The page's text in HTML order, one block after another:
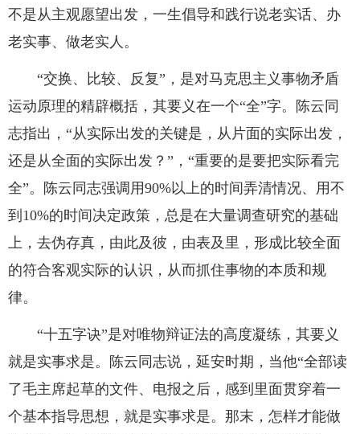
不是从主观愿望出发，一生倡导和践行说老实话、办
老实事、做老实人。
“交换、比较、反复”，是对马克思主义事物矛盾
运动原理的精辟概括，其要义在一个“全”字。陈云同
志指出，“从实际出发的关键是，从片面的实际出发，
还是从全面的实际出发？”，“重要的是要把实际看完
全”。陈云同志强调用90%以上的时间弄清情况、用不
到10%的时间决定政策，总是在大量调查研究的基础
上，去伪存真，由此及彼，由表及里，形成比较全面
的符合客观实际的认识，从而抓住事物的本质和规
律。
“十五字诀”是对唯物辩证法的高度凝练，其要义
就是实事求是。陈云同志说，延安时期，当他“全部读
了毛主席起草的文件、电报之后，感到里面贯穿着一
个基本指导思想，就是实事求是。那末，怎样才能做